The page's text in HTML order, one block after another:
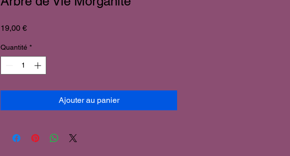
19,00 €Prix
Quantité *
Ajouter au panier